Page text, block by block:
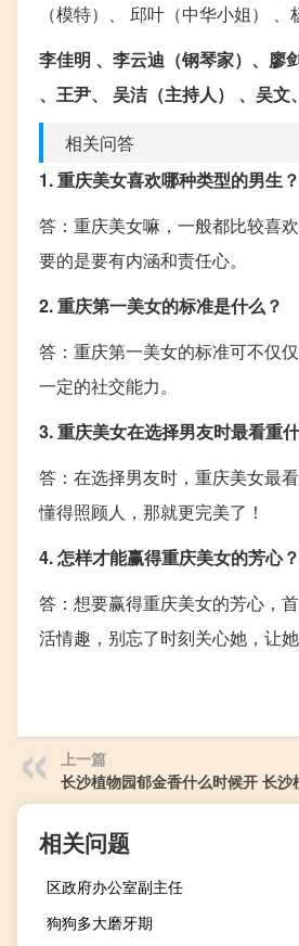
（模特）、 邱叶（中华小姐）
李佳明 、李云迪（钢琴家）、廖
、王尹、 吴洁（主持人） 、吴文
相关问答
1. 重庆美女喜欢哪种类型的男生？
答：重庆美女嘛，一般都比较喜
要的是要有内涵和责任心。
2. 重庆第一美女的标准是什么？
答：重庆第一美女的标准可不仅
一定的社交能力。
3. 重庆美女在选择男友时最看重
答：在选择男友时，重庆美女最
懂得照顾人，那就更完美了！
4. 怎样才能赢得重庆美女的芳心？
答：想要赢得重庆美女的芳心，
活情趣，别忘了时刻关心她，让她
上一篇
长沙植物园郁金香什么时候开 长沙
相关问题
区政府办公室副主任
狗狗多大磨牙期